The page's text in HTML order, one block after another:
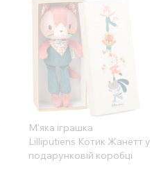
М'яка іграшка
Lilliputiens Котик Жанетт у
подарунковій коробці